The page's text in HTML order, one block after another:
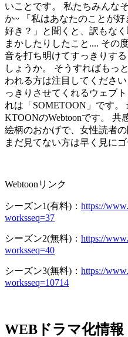
いことです。 私たちみんな
か~ 「私はあなたのことが
好き？」と聞くと、訳もな
まかしたりしたこと.... その
音を打ち明けてすっきりす
しょうか。 そうすればもっ
われる方は注目してくださ
っきりさせてくれるウェブ
れは「 SOMETOON 」です
KTOONのWebtoonです。 共
絵柄のおかげで、女性読者
まだ見てない方は早く見に
Webtoonリンク
シーズン1(有料)： https://
worksseq=37
シーズン2(無料)： https://
worksseq=40
シーズン3(無料)： https://
worksseq=10714
WEBドラマ化情報